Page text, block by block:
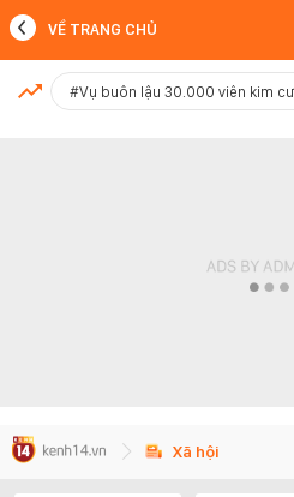
MỚI NHẤT
VỀ TRANG CHỦ
#Vụ buôn lậu 30.000 viên kim
Xã hội